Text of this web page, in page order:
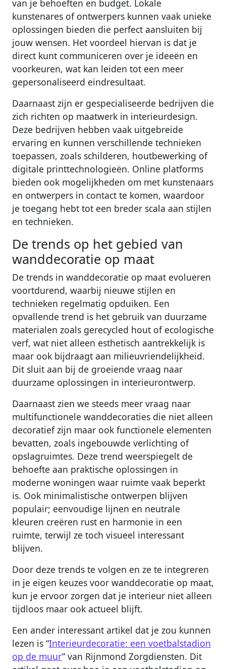
van je behoeften en budget. Lokale
kunstenares of ontwerpers kunnen vaak unieke
oplossingen bieden die perfect aansluiten bij
jouw wensen. Het voordeel hiervan is dat je
direct kunt communiceren over je ideeën en
voorkeuren, wat kan leiden tot een meer
gepersonaliseerd eindresultaat.
Daarnaast zijn er gespecialiseerde bedrijven die
zich richten op maatwerk in interieurdesign.
Deze bedrijven hebben vaak uitgebreide
ervaring en kunnen verschillende technieken
toepassen, zoals schilderen, houtbewerking of
digitale printtechnologieën. Online platforms
bieden ook mogelijkheden om met kunstenaars
en ontwerpers in contact te komen, waardoor
je toegang hebt tot een breder scala aan stijlen
en technieken.
De trends op het gebied van
wanddecoratie op maat
De trends in wanddecoratie op maat evolueren
voortdurend, waarbij nieuwe stijlen en
technieken regelmatig opduiken. Een
opvallende trend is het gebruik van duurzame
materialen zoals gerecycled hout of ecologische
verf, wat niet alleen esthetisch aantrekkelijk is
maar ook bijdraagt aan milieuvriendelijkheid.
Dit sluit aan bij de groeiende vraag naar
duurzame oplossingen in interieurontwerp.
Daarnaast zien we steeds meer vraag naar
multifunctionele wanddecoraties die niet alleen
decoratief zijn maar ook functionele elementen
bevatten, zoals ingebouwde verlichting of
opslagruimtes. Deze trend weerspiegelt de
behoefte aan praktische oplossingen in
moderne woningen waar ruimte vaak beperkt
is. Ook minimalistische ontwerpen blijven
populair; eenvoudige lijnen en neutrale
kleuren creëren rust en harmonie in een
ruimte, terwijl ze toch visueel interessant
blijven.
Door deze trends te volgen en ze te integreren
in je eigen keuzes voor wanddecoratie op maat,
kun je ervoor zorgen dat je interieur niet alleen
tijdloos maar ook actueel blijft.
Een ander interessant artikel dat je zou kunnen
lezen is “Interieurdecoratie: een voetbalstadion
op de muur” van Rijnmond Zorgdiensten. Dit